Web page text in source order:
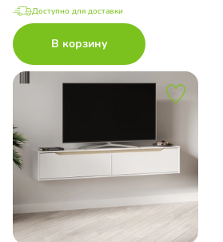
Доступно для доставки
В корзину